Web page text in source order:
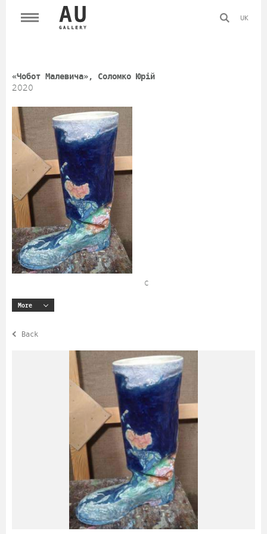
UK
«Чобот Малевича», Соломко Юрій
2020
с
More
Back